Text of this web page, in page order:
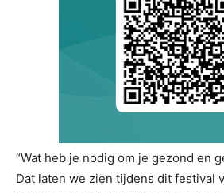
“Wat heb je nodig om je gezond en
Dat laten we zien tijdens dit festival